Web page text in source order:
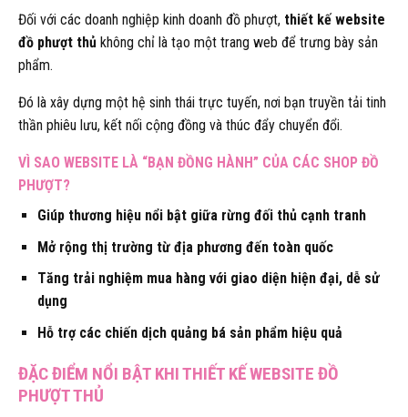
Đối với các doanh nghiệp kinh doanh đồ phượt, thiết kế website
đồ phượt thủ không chỉ là tạo một trang web để trưng bày sản
phẩm.
Đó là xây dựng một hệ sinh thái trực tuyến, nơi bạn truyền tải tinh
thần phiêu lưu, kết nối cộng đồng và thúc đẩy chuyển đổi.
VÌ SAO WEBSITE LÀ “BẠN ĐỒNG HÀNH” CỦA CÁC SHOP ĐỒ
PHƯỢT?
Giúp thương hiệu nổi bật giữa rừng đối thủ cạnh tranh
Mở rộng thị trường từ địa phương đến toàn quốc
Tăng trải nghiệm mua hàng với giao diện hiện đại, dễ sử
dụng
Hỗ trợ các chiến dịch quảng bá sản phẩm hiệu quả
ĐẶC ĐIỂM NỔI BẬT KHI THIẾT KẾ WEBSITE ĐỒ
PHƯỢT THỦ